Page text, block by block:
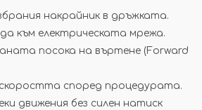
накрайник в дръжката.
към електрическата мрежа.
посока на въртене (Forward
според процедурата.
движения без силен натиск